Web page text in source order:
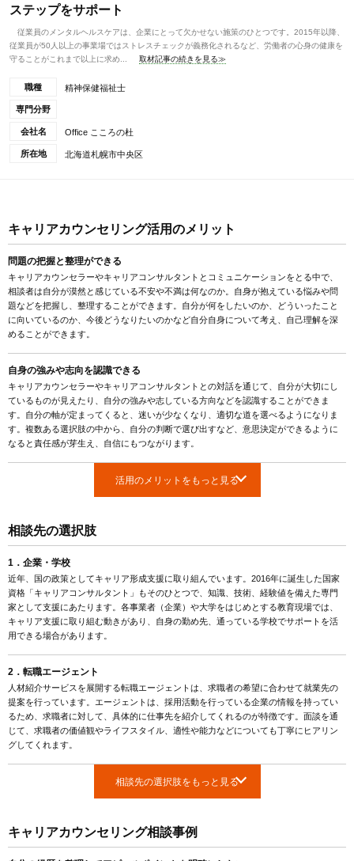
ステップをサポート
従業員のメンタルヘルスケアは、企業にとって欠かせない施策のひとつです。2015年以降、
従業員が50人以上の事業場ではストレスチェックが義務化されるなど、労働者の心身の健康を
守ることがこれまで以上に求め...
取材記事の続きを見る≫
職種 精神保健福祉士
専門分野
会社名 Office こころの杜
所在地 北海道札幌市中央区
キャリアカウンセリング活用のメリット
問題の把握と整理ができる
キャリアカウンセラーやキャリアコンサルタントとコミュニケーションをとる中で、
相談者は自分が漠然と感じている不安や不満は何なのか。自身が抱えている悩みや問
題などを把握し、整理することができます。自分が何をしたいのか、どういったこと
に向いているのか、今後どうなりたいのかなど自分自身について考え、自己理解を深
めることができます。
自身の強みや志向を認識できる
キャリアカウンセラーやキャリアコンサルタントとの対話を通じて、自分が大切にし
ているものが見えたり、自分の強みや志している方向などを認識することができま
す。自分の軸が定まってくると、迷いが少なくなり、適切な道を選べるようになりま
す。複数ある選択肢の中から、自分の判断で選び出すなど、意思決定ができるように
なると責任感が芽生え、自信にもつながります。
活用のメリットをもっと見る
相談先の選択肢
1．企業・学校
近年、国の政策としてキャリア形成支援に取り組んでいます。2016年に誕生した国家
資格「キャリアコンサルタント」もそのひとつで、知識、技術、経験値を備えた専門
家として支援にあたります。各事業者（企業）や大学をはじめとする教育現場では、
キャリア支援に取り組む動きがあり、自身の勤め先、通っている学校でサポートを活
用できる場合があります。
2．転職エージェント
人材紹介サービスを展開する転職エージェントは、求職者の希望に合わせて就業先の
提案を行っています。エージェントは、採用活動を行っている企業の情報を持ってい
るため、求職者に対して、具体的に仕事先を紹介してくれるのが特徴です。面談を通
じて、求職者の価値観やライフスタイル、適性や能力などについても丁寧にヒアリン
グしてくれます。
相談先の選択肢をもっと見る
キャリアカウンセリング相談事例